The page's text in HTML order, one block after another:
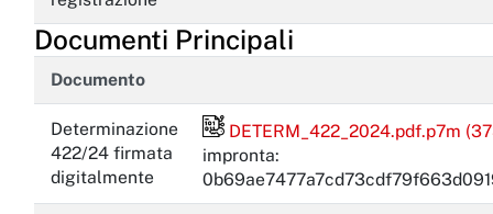
Documenti Principali
Documento
Determinazione
422/24 firmata
digitalmente
File firmato digitalmente
DETERM_422_2024.pdf.p7m
impronta: